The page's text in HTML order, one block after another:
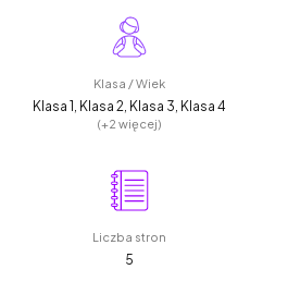
Klasa / Wiek
Klasa 1, Klasa 2, Klasa 3, Klasa 4
(+2 więcej)
Liczba stron
5